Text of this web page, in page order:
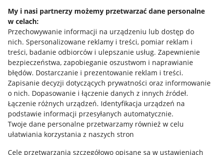
My i nasi partnerzy możemy przetwarzać dane personalne
w celach:
Przechowywanie informacji na urządzeniu lub dostęp do
nich. Spersonalizowane reklamy i treści, pomiar reklam i
treści, badanie odbiorców i ulepszanie usług. Zapewnienie
bezpieczeństwa, zapobieganie oszustwom i naprawianie
błędów. Dostarczanie i prezentowanie reklam i treści.
Zapisanie decyzji dotyczących prywatności oraz informowanie
o nich. Dopasowanie i łączenie danych z innych źródeł.
Łączenie różnych urządzeń. Identyfikacja urządzeń na
podstawie informacji przesyłanych automatycznie.
Twoje dane personalne przetwarzamy również w celu
ułatwiania korzystania z naszych stron
Cele przetwarzania szczegółowo opisane są w ustawieniach
Polityka plików "cookies"
Ustawienia plików "cookies"
Udostępnianie lokalizacji
Informacje dla Aktu o Usługach Cyfrowych
Pobierz aplikację